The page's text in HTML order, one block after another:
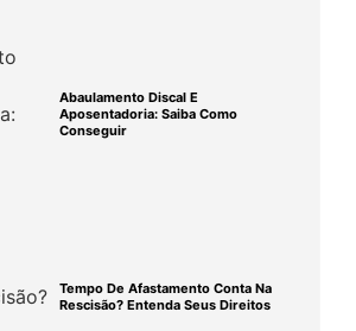
Abaulamento Discal E
Aposentadoria: Saiba Como
Conseguir
Tempo De Afastamento Conta Na
Rescisão? Entenda Seus Direitos